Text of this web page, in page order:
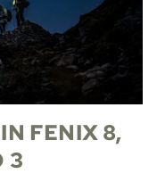
FENIX 8,
3